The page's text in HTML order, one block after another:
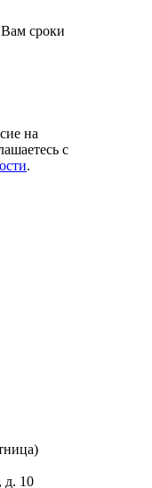
сроки
на
с
.
д. 10